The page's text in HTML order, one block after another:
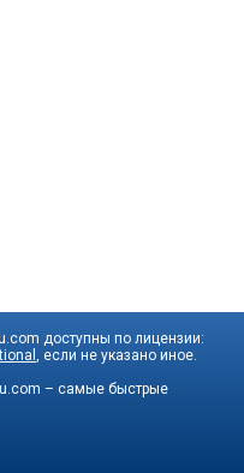
доступны по лицензии:
, если не указано иное.
– самые быстрые